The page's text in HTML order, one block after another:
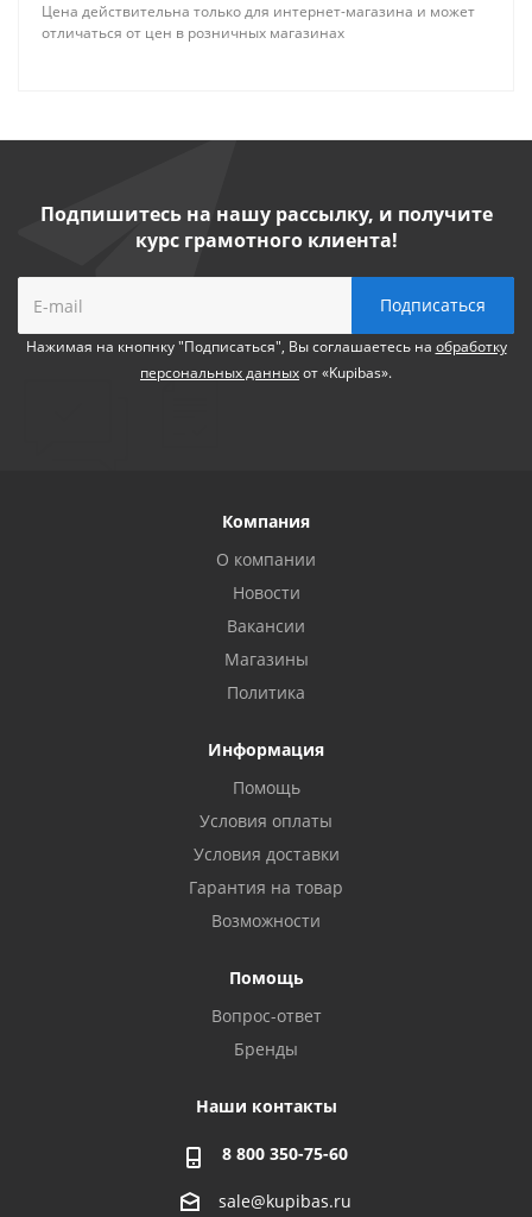
Цена действительна только для интернет-магазина и может
отличаться от цен в розничных магазинах
Подпишитесь на нашу рассылку, и получите
курс грамотного клиента!
Нажимая на кнопнку "Подписаться", Вы соглашаетесь на обработку
персональных данныхот «Kupibas».
Компания
О компании
Новости
Вакансии
Магазины
Политика
Информация
Помощь
Условия оплаты
Условия доставки
Гарантия на товар
Возможности
Помощь
Вопрос-ответ
Бренды
Наши контакты
8 800 350-75-60
sale@kupibas.ru